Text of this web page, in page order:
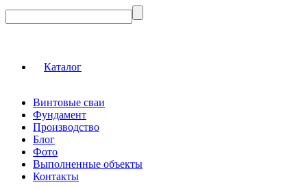
Каталог
Винтовые сваи
Фундамент
Производство
Блог
Фото
Выполненные объекты
Контакты